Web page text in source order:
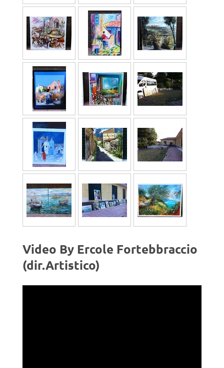
Video By Ercole Fortebbraccio
(dir.Artistico)